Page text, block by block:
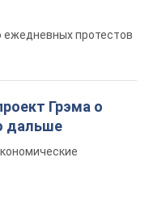
протестов
Грэма о
дальше